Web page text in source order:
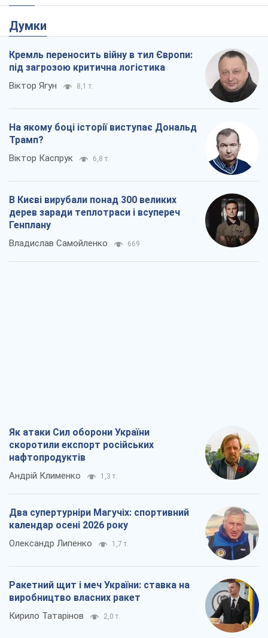
Думки
Кремль переносить війну в тил Європи:
під загрозою критична логістика
Віктор Ягун 8,1 т.
На якому боці історії виступає Дональд
Трамп?
Віктор Каспрук 6,8 т.
В Києві вирубали понад 300 великих
дерев заради теплотраси і всупереч
Генплану
Владислав Самойленко 669
Як атаки Сил оборони України
скоротили експорт російських
нафтопродуктів
Андрій Клименко 1,3 т.
Два супертурніри Магучіх: спортивний
календар осені 2026 року
Олександр Липенко 1,7 т.
Ракетний щит і меч України: ставка на
виробництво власних ракет
Кирило Татарінов 2,0 т.